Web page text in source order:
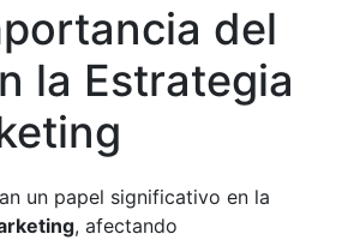
del
la Estrategia
un papel significativo en la
, afectando